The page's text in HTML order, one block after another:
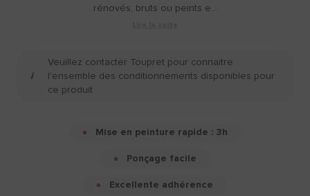
rénovés, bruts ou peints e...
Veuillez contacter Toupret pour connaitre
l'ensemble des conditionnements disponibles pour
ce produit
Mise en peinture rapide : 3h
Ponçage facile
Excellente adhérence